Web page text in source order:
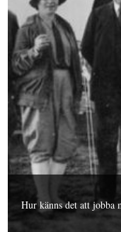
Hur känns det att jobba